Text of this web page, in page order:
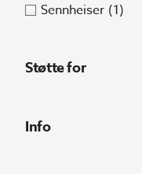
Sennheiser (1)
Støtte for
Info